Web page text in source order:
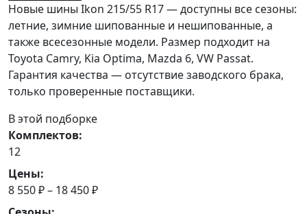
Новые шины Ikon 215/55 R17 — доступны все сезоны:
летние, зимние шипованные и нешипованные, а
также всесезонные модели. Размер подходит на
Toyota Camry, Kia Optima, Mazda 6, VW Passat.
Гарантия качества — отсутствие заводского брака,
только проверенные поставщики.
В этой подборке
Комплектов:
12
Цены:
8 550 ₽ – 18 450 ₽